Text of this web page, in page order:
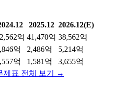
2025.12 2026.12(E)
억 41,470억 38,562억
억 2,486억
5,214억
억 1,581억
3,655억
제표 전체 보기 →